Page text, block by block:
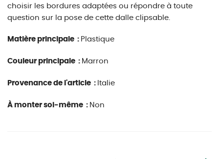
choisir les bordures adaptées ou répondre à toute
question sur la pose de cette dalle clipsable.
Matière principale : Plastique
Couleur principale : Marron
Provenance de l'article : Italie
À monter soi-même : Non